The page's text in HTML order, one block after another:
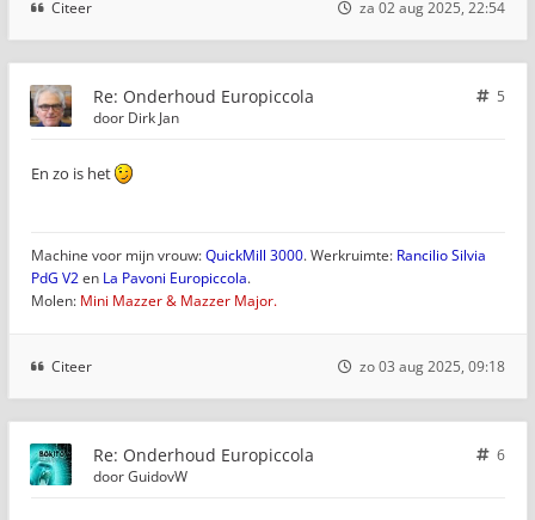
Citeer za 02 aug 2025, 22:54
Re: Onderhoud Europiccola
5
door Dirk Jan
En zo is het
Machine voor mijn vrouw:QuickMill 3000. Werkruimte: Rancilio Silvia
PdG V2en La Pavoni Europiccola.
Molen: Mini Mazzer & Mazzer Major.
Citeer zo 03 aug 2025, 09:18
Re: Onderhoud Europiccola
6
doorGuidovW